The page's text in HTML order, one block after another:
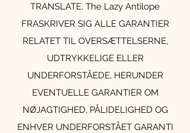
TRANSLATE. The Lazy Antilope
FRASKRIVER SIG ALLE GARANTIER
RELATET TIL OVERSÆTTELSERNE,
UDTRYKKELIGE ELLER
UNDERFORSTÅEDE, HERUNDER
EVENTUELLE GARANTIER OM
NØJAGTIGHED, PÅLIDELIGHED OG
ENHVER UNDERFORSTÅET GARANTI